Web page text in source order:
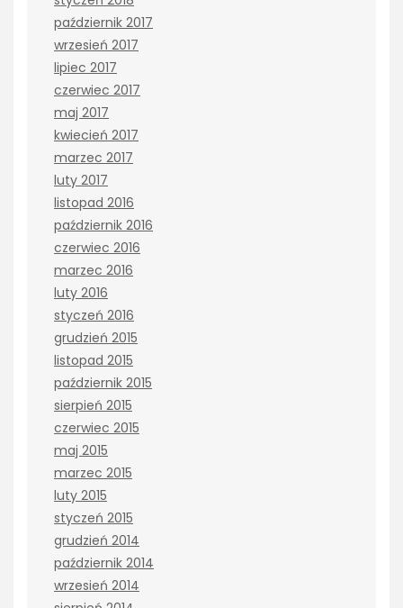
październik 2017
wrzesień 2017
lipiec 2017
czerwiec 2017
maj 2017
kwiecień 2017
marzec 2017
luty 2017
listopad 2016
październik 2016
czerwiec 2016
marzec 2016
luty 2016
styczeń 2016
grudzień 2015
listopad 2015
październik 2015
sierpień 2015
czerwiec 2015
maj 2015
marzec 2015
luty 2015
styczeń 2015
grudzień 2014
październik 2014
wrzesień 2014